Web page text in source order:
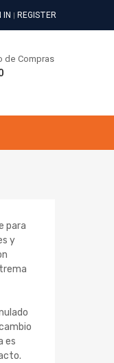
IN REGISTER
de Compras
para
y
es